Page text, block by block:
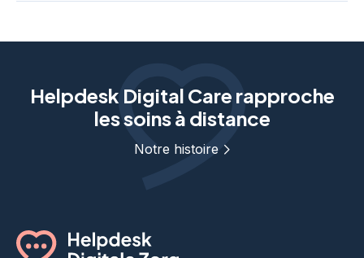
Helpdesk Digital Care rapproche
les soins à distance
Notre histoire